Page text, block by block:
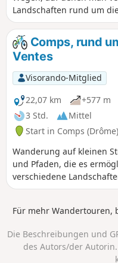
Landschaften rund um
Comps und den Anfang
entdecken kann, vom Col
zur Kirche von Comps
Boutière und den Col de
Comps, rund
Ventes
Visorando-Mitglied
22,07 km
+577 m
3 Std.
Mittel
Start in Comps (Drôme)
Wanderung auf kleinen
und Pfaden, die es
verschiedene
Gemeinde Comps am
Kirche und rund um den
Für mehr Wandertouren,
Die Beschreibungen und
des Autors/der